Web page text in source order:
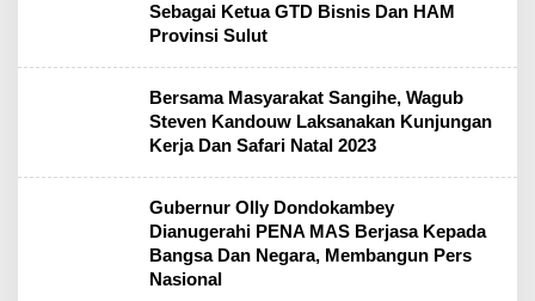
Sebagai Ketua GTD Bisnis Dan HAM
Provinsi Sulut
Bersama Masyarakat Sangihe, Wagub
Steven Kandouw Laksanakan Kunjungan
Kerja Dan Safari Natal 2023
Gubernur Olly Dondokambey
Dianugerahi PENA MAS Berjasa Kepada
Bangsa Dan Negara, Membangun Pers
Nasional